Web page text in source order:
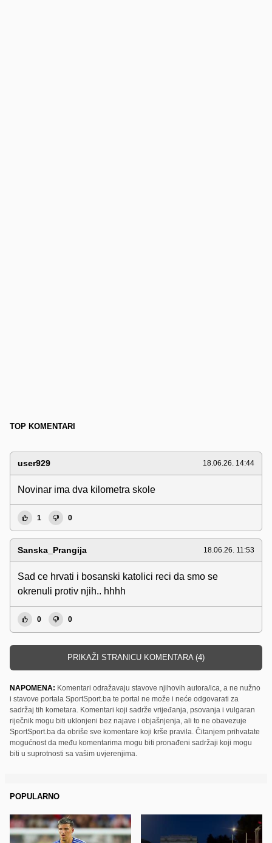
TOP KOMENTARI
user929 18.06.26. 14:44
Novinar ima dva kilometra skole
1 0
Sanska_Prangija 18.06.26. 11:53
Sad ce hrvati i bosanski katolici reci da smo se
okrenuli protiv njih.. hhhh
0 0
PRIKAŽI STRANICU KOMENTARA (4)
NAPOMENA: Komentari odražavaju stavove njihovih autora/ica, a ne nužno
i stavove portala SportSport.ba te portal ne može i neće odgovarati za
sadržaj tih kometara. Komentari koji sadrže vrijeđanja, psovanja i vulgaran
riječnik mogu biti uklonjeni bez najave i objašnjenja, ali to ne obavezuje
SportSport.ba da obriše sve komentare koji krše pravila. Čitanjem prihvatate
mogućnost da među komentarima mogu biti pronađeni sadržaji koji mogu
biti u suprotnosti sa vašim uvjerenjima.
POPULARNO